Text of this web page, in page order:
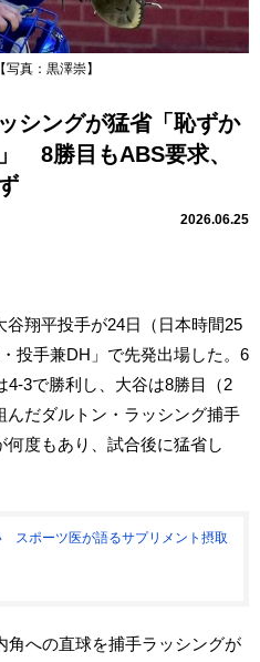
真：黒澤崇】
シングが猛省「恥ずか
8勝目もABS要求、
2026.06.25
翔平投手が24日（日本時間25
投手兼DH」で先発出場した。6
4-3で勝利し、大谷は8勝目（2
だダルトン・ラッシング捕手
度もあり、試合後に猛省し
スポーツ医が語るサプリメント摂取
への直球を捕手ラッシングが